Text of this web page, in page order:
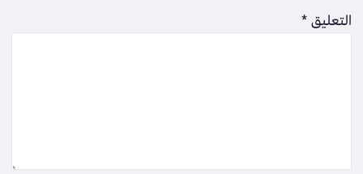
التعليق*